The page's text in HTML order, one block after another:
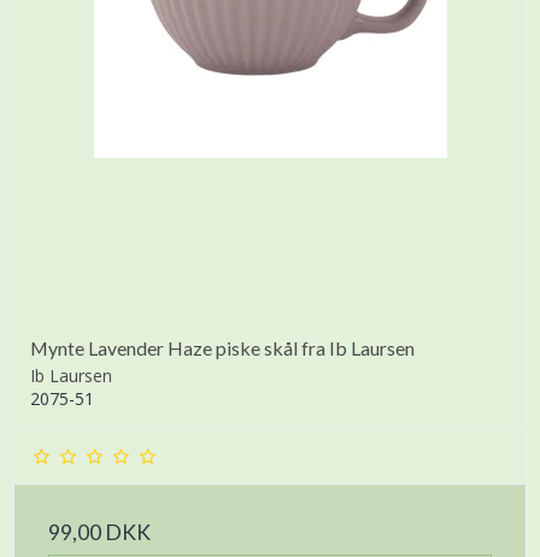
Mynte Lavender Haze piske skål fra Ib Laursen
Ib Laursen
2075-51
99,00 DKK